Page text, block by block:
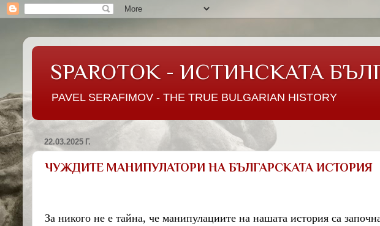
SPAROTOK - ИСТИНСКАТА
PAVEL SERAFIMOV - THE TRUE BULGARIAN HISTORY
22.03.2025 Г.
ЧУЖДИТЕ МАНИПУЛАТОРИ НА БЪЛГАРСКАТА ИСТОРИЯ
За никого не е тайна, че манипулациите на нашата история са